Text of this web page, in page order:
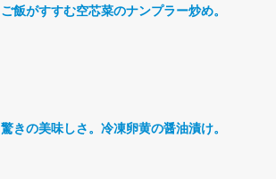
ご飯がすすむ空芯菜のナンプラー炒め。
驚きの美味しさ。冷凍卵黄の醤油漬け。